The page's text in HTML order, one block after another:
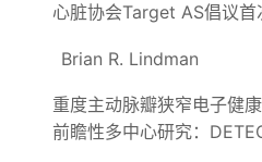
心脏协会Target AS倡议首
Brian R. Lindman
重度主动脉瓣狭窄电子健
前瞻性多中心研究：